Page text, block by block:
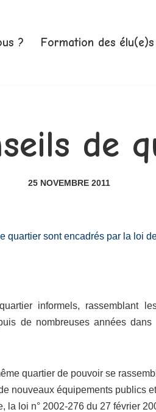
? Formation des élu(e)s
de
25 NOVEMBRE 2011
quartier sont encadrés par la loi
informels, rassemblant
de nombreuses années
quartier de pouvoir se
nouveaux équipements publics
la loi n° 2002-276 du 27 février